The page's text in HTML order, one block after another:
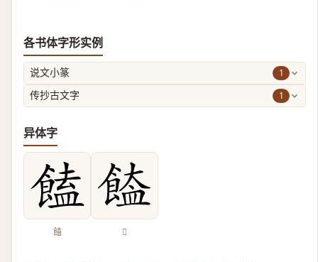
各书体字形实例
说文小篆 1
传抄古文字 1
异体字
饁 𩝉